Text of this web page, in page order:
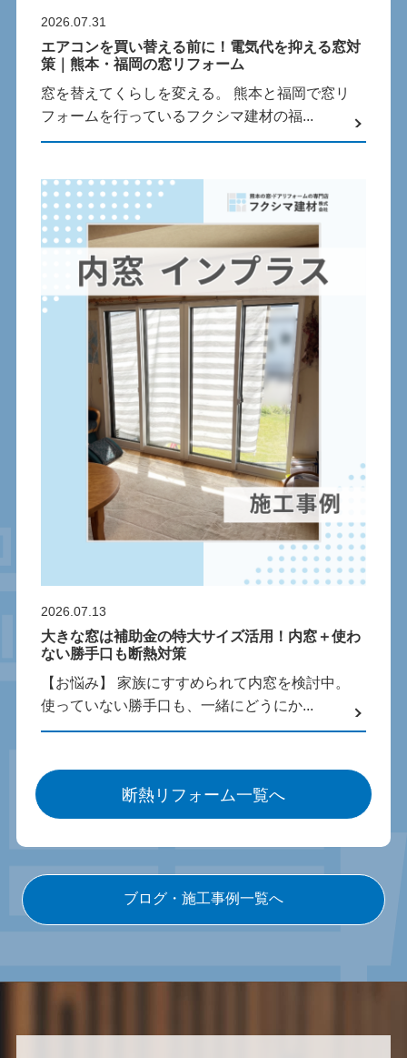
2026.07.31
エアコンを買い替える前に！電気代を抑える窓対
策｜熊本・福岡の窓リフォーム
窓を替えてくらしを変える。 熊本と福岡で窓リ
フォームを行っているフクシマ建材の福...
2026.07.13
大きな窓は補助金の特大サイズ活用！内窓＋使わ
ない勝手口も断熱対策
【お悩み】 家族にすすめられて内窓を検討中。
使っていない勝手口も、一緒にどうにか...
断熱リフォーム一覧へ
ブログ・施工事例一覧へ